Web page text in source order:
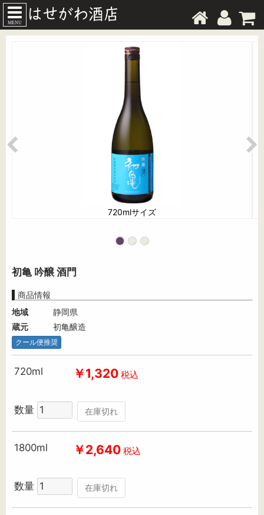
MENU
720mlサイズ
初亀 吟醸 酒門
商品情報
地域
静岡県
蔵元
初亀醸造
クール便推奨
720ml ￥1,320 税込
数量 在庫切れ
1800ml ￥2,640 税込
数量 在庫切れ